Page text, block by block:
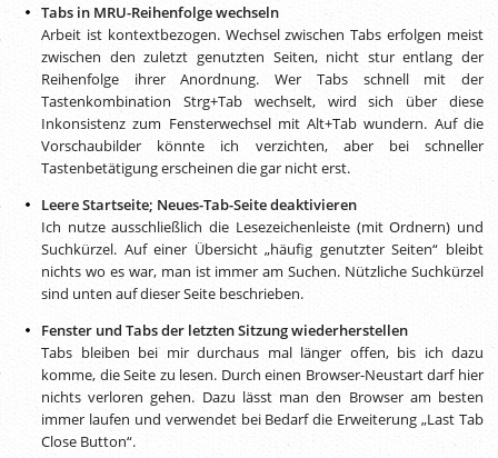
Tabs in MRU-Reihenfolge wechseln
Arbeit ist kontextbezogen. Wechsel zwischen Tabs erfolgen meist
zwischen den zuletzt genutzten Seiten, nicht stur entlang der
Reihenfolge ihrer Anordnung. Wer Tabs schnell mit der
Tastenkombination Strg+Tab wechselt, wird sich über diese
Inkonsistenz zum Fensterwechsel mit Alt+Tab wundern. Auf die
Vorschaubilder könnte ich verzichten, aber bei schneller
Tastenbetätigung erscheinen die gar nicht erst.
Leere Startseite; Neues-Tab-Seite deaktivieren
Ich nutze ausschließlich die Lesezeichenleiste (mit Ordnern) und
Suchkürzel. Auf einer Übersicht „häufig genutzter Seiten“ bleibt
nichts wo es war, man ist immer am Suchen. Nützliche Suchkürzel
sind unten auf dieser Seite beschrieben.
Fenster und Tabs der letzten Sitzung wiederherstellen
Tabs bleiben bei mir durchaus mal länger offen, bis ich dazu
komme, die Seite zu lesen. Durch einen Browser-Neustart darf hier
nichts verloren gehen. Dazu lässt man den Browser am besten
immer laufen und verwendet bei Bedarf die Erweiterung „Last Tab
Close Button“.